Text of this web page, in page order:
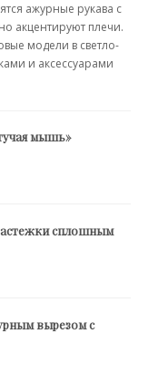
ажурные рукава с
акцентируют плечи.
модели в светло-
и аксессуарами
мышь»
сплошным
вырезом с